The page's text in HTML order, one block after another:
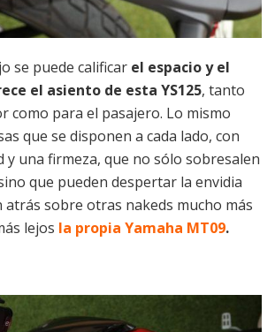
se puede calificar el espacio y el
el asiento de esta YS125, tanto
como para el pasajero. Lo mismo
que se disponen a cada lado, con
y una firmeza, que no sólo sobresalen
que pueden despertar la envidia
atrás sobre otras nakeds mucho más
lejos la propia Yamaha MT09.